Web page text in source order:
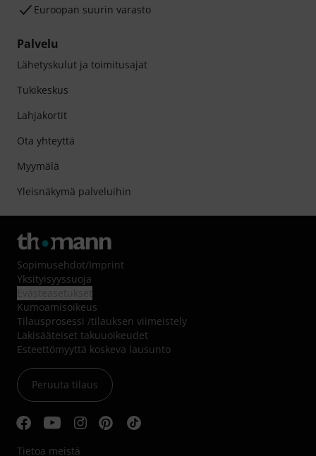
Euroopan suurin varasto
Palvelu
Lähetyskulut ja toimitusajat
Tukikeskus
Lahjakortit
Ota yhteyttä
Myymälä
Yleisnäkymä palveluihin
Sopimusehdot/Imprint
Yksityisyyssuoja
Kumoamisoikeus
Tilausprosessi /tilauksen viimeistely
Lakisääteiset takuuoikeudet
Esteettömyyttä koskeva lausunto
Peruuta tilaus
Tietoa meistä